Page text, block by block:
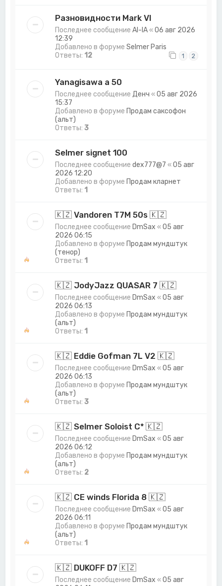
Разновидности Mark VI
Последнее сообщениеAl-lA«06 авг 2026
12:39
Добавлено в форумеSelmer Paris
Ответы: 12 1 2
Yanagisawa a 50
Последнее сообщениеДенч «05 авг 2026
15:37
Добавлено в форуме Продам саксофон
(альт)
Ответы:3
Selmer signet 100
Последнее сообщениеdex777@7 «05 авг
2026 12:20
Добавлено в форуме Продам кларнет
Ответы: 1
🇰🇿 Vandoren T7M 50s 🇰🇿
Последнее сообщение DmSax «05 авг
2026 06:15
Добавлено в форуме Продам мундштук
(тенор)
Ответы: 1
🇰🇿 JodyJazz QUASAR 7 🇰🇿
Последнее сообщение DmSax «05 авг
2026 06:13
Добавлено в форуме Продам мундштук
(альт)
Ответы: 1
🇰🇿 Eddie Gofman 7L V2 🇰🇿
Последнее сообщение DmSax «05 авг
2026 06:13
Добавлено в форуме Продам мундштук
(альт)
Ответы:3
🇰🇿 Selmer Soloist C* 🇰🇿
Последнее сообщение DmSax «05 авг
2026 06:12
Добавлено в форуме Продам мундштук
(альт)
Ответы: 2
🇰🇿 CE winds Florida 8 🇰🇿
Последнее сообщение DmSax «05 авг
2026 06:11
Добавлено в форуме Продам мундштук
(альт)
Ответы: 1
🇰🇿 DUKOFF D7 🇰🇿
Последнее сообщение DmSax «05 авг